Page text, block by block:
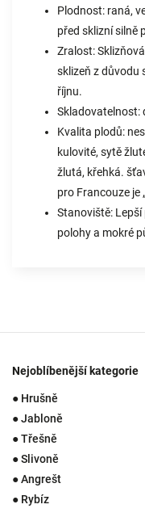
Plodnost: raná,
před sklizní silně
Zralost:
sklizeň z důvodu
říjnu.
Skladovatelnost:
Kvalita plodů:
kulovité, sytě
žlutá, křehká.
pro Francouze je
Stanoviště: Lepší
polohy a mokré
Nejoblíbenější kategorie
● Hrušně
● Jabloně
● Třešně
● Slivoně
● Angrešt
● Rybíz